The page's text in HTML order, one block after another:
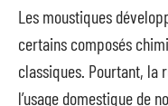
Les moustiques
certains composés
classiques. Pourtant, la
l’usage domestique de